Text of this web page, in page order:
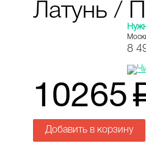
Латунь /
8
10265
Добавить в корзину